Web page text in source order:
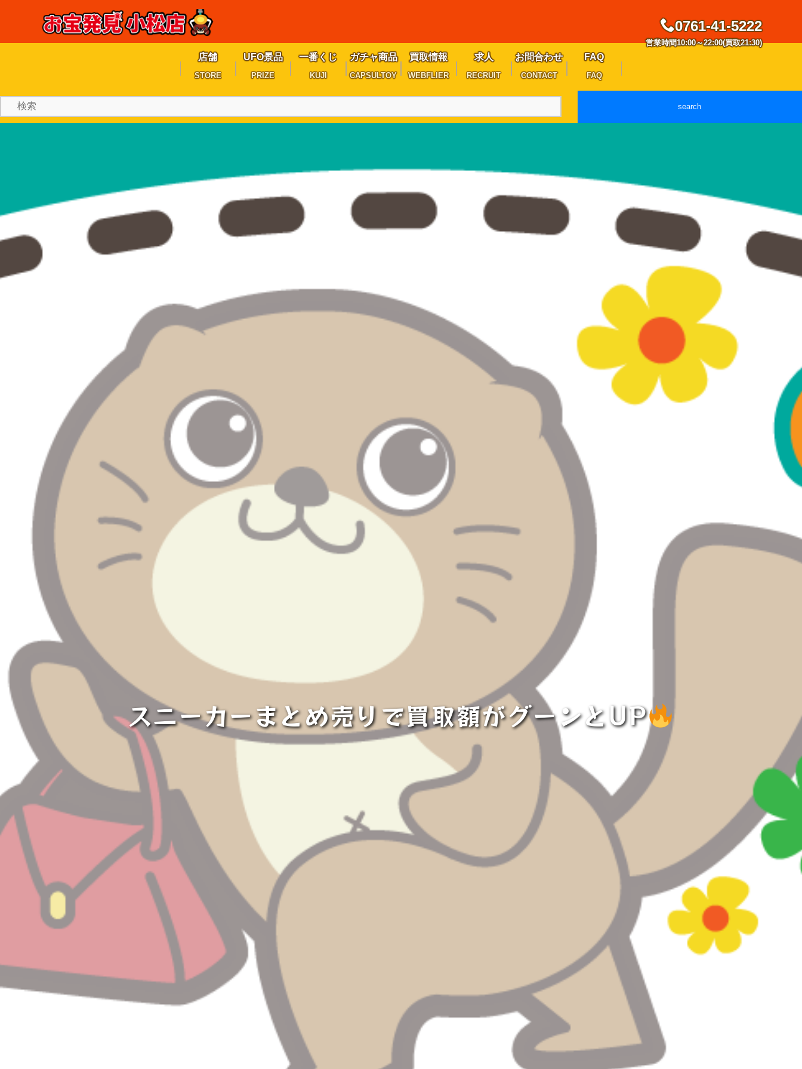
0761-41-5222
営業時間10:00～22:00(買取21:30)
店舗
STORE
UFO景品
PRIZE
一番くじ
KUJI
ガチャ商品
CAPSULTOY
買取情報
WEBFLIER
求人
RECRUIT
お問合わせ
CONTACT
FAQ
FAQ
search
スニーカーまとめ売りで買取額がグーンとUP